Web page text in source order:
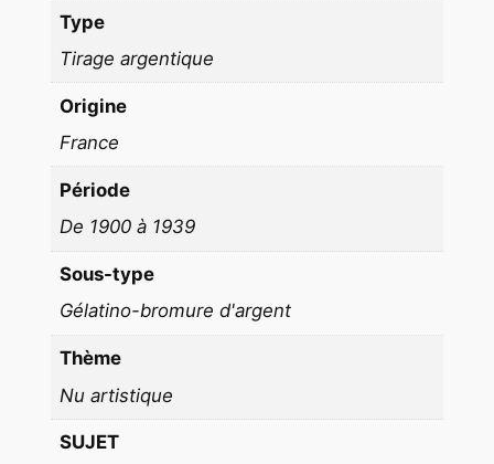
a
C
A
O
C
X
Type
Tirage argentique
Origine
France
Période
De 1900 à 1939
Sous-type
Gélatino-bromure d'argent
Thème
Nu artistique
SUJET